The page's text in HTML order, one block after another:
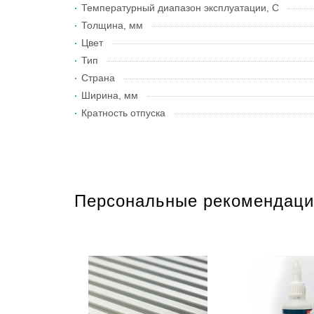
Температурный диапазон эксплуатации, С
Толщина, мм
Цвет
Тип
Страна
Ширина, мм
Кратность отпуска
Персональные